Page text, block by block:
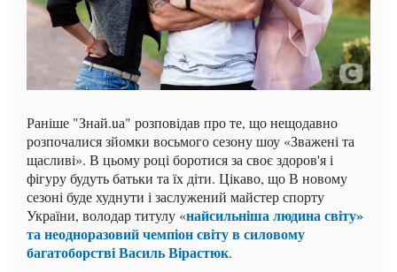
Раніше "Знай.uа" розповідав про те, що нещодавно
розпочалися зйомки восьмого сезону шоу «Зважені та
щасливі». В цьому році боротися за своє здоров'я і
фігуру будуть батьки та їх діти. Цікаво, що В новому
сезоні буде худнути і заслужений майстер спорту
України, володар титулу «найсильніша людина світу»
та неодноразовий чемпіон світу в силовому
багатоборстві Василь Вірастюк.